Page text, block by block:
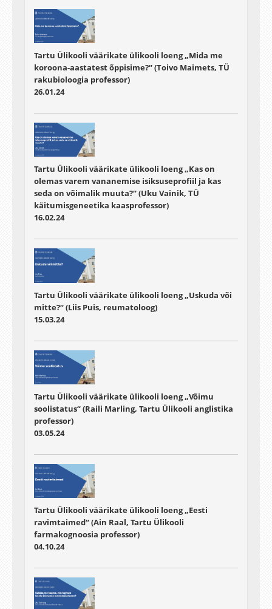
Tartu Ülikooli väärikate ülikooli loeng „Mida me
koroona-aastatest õppisime?“ (Toivo Maimets, TÜ
rakubioloogia professor)
26.01.24
Tartu Ülikooli väärikate ülikooli loeng „Kas on
olemas varem vananemise isiksuseprofiil ja kas
seda on võimalik muuta?“ (Uku Vainik, TÜ
käitumisgeneetika kaasprofessor)
16.02.24
Tartu Ülikooli väärikate ülikooli loeng „Uskuda või
mitte?“ (Liis Puis, reumatoloog)
15.03.24
Tartu Ülikooli väärikate ülikooli loeng „Võimu
soolistatus“ (Raili Marling, Tartu Ülikooli anglistika
professor)
03.05.24
Tartu Ülikooli väärikate ülikooli loeng „Eesti
ravimtaimed“ (Ain Raal, Tartu Ülikooli
farmakognoosia professor)
04.10.24